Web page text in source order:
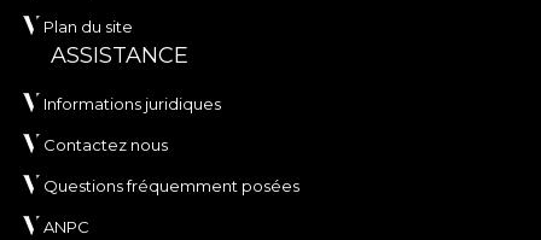
Plan du site
ASSISTANCE
Informations juridiques
Contactez nous
Questions fréquemment posées
ANPC